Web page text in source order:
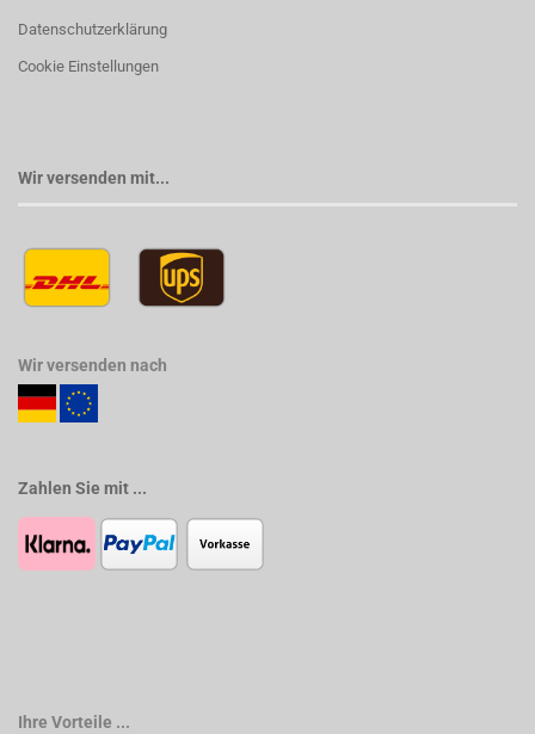
Datenschutzerklärung
Cookie Einstellungen
Wir versenden mit...
Wir versenden nach
Zahlen Sie mit ...
Ihre Vorteile ...